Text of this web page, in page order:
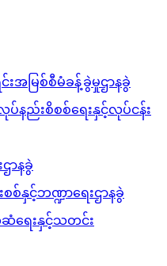
အမြစ်စီမံခန့်ခွဲမှုဌာနခွဲ
နည်းစိစစ်ရေးနှင့်လုပ်ငန်း
ာနခွဲ
စစ်နှင့်ဘဏ္ဍာရေးဌာနခွဲ
ရေးနှင့်သတင်း